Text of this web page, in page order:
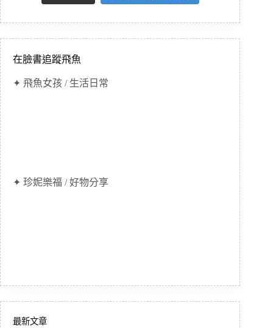
在臉書追蹤飛魚
✦ 飛魚女孩 / 生活日常
✦ 珍妮樂福 / 好物分享
最新文章